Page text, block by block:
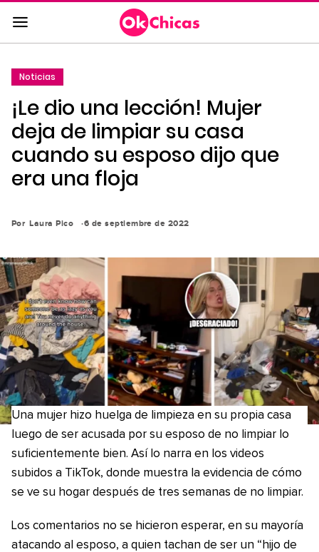
Saltar
al
contenido
a
la
navegación
principal
Noticias
¡Le dio una lección! Mujer
deja de limpiar su casa
cuando su esposo dijo que
era una floja
Por Laura Pico 6 de septiembre de 2022
Una mujer hizo huelga de limpieza en su propia casa
luego de ser acusada por su esposo de no limpiar lo
suficientemente bien. Así lo narra en los videos
subidos a TikTok, donde muestra la evidencia de cómo
se ve su hogar después de tres semanas de no limpiar.
Los comentarios no se hicieron esperar, en su mayoría
atacando al esposo, a quien tachan de ser un “hijo de